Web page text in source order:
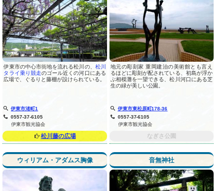
伊東市の中心市街地を流れる松川の、 松川
タライ乗り競走のゴール近くの河口にある
広場で、ぐるりと藤棚が設けられている。
伊東市渚町1
0557-37-6105
伊東市観光協会
松川藤の広場
地元の彫刻家 重岡建治の美術館とも言え
るほどに彫刻が配されている、初島が浮か
ぶ相模灘を一望できる、松川河口にある芝
生の緑が美しい公園。
伊東市東松原町178-36
0557-37-6105
伊東市観光協会
なぎさ公園
ウィリアム・アダムス胸像 音無神社